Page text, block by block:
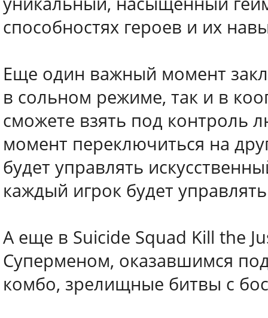
способностях героев и их
Еще один важный момент
в сольном режиме, так и в
сможете взять под контроль
момент переключиться на
будет управлять
каждый игрок будет
А еще в Suicide Squad Kill the
Суперменом, оказавшимся
комбо, зрелищные битвы с